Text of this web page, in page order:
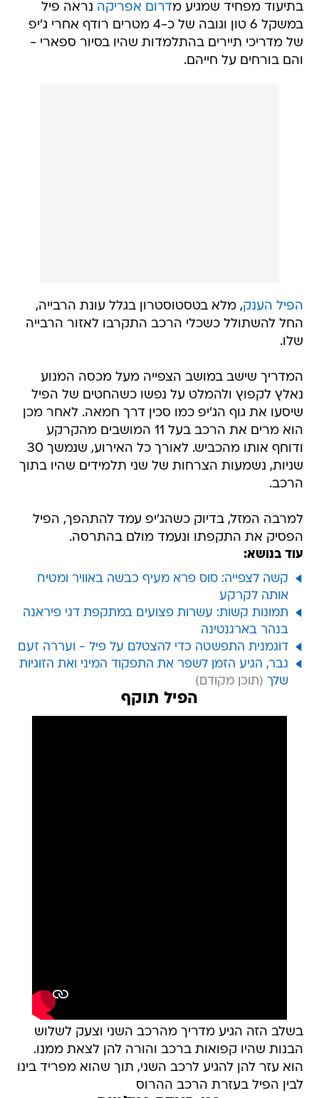
בתיעוד מפחיד שמגיע מדרום אפריקה נראה פיל
במשקל 6 טון וגובה של כ-4 מטרים רודף אחרי ג'יפ
של מדריכי תיירים בהתלמדות שהיו בסיור ספארי -
והם בורחים על חייהם.
הפיל הענק, מלא בטסטוסטרון בגלל עונת הרבייה,
החל להשתולל כשכלי הרכב התקרבו לאזור הרבייה
שלו.
המדריך שישב במושב הצפייה מעל מכסה המנוע
נאלץ לקפוץ ולהמלט על נפשו כשהחטים של הפיל
שיסעו את גוף הג'יפ כמו סכין דרך חמאה. לאחר מכן
הוא מרים את הרכב בעל 11 המושבים מהקרקע
ודוחף אותו מהכביש. לאורך כל האירוע, שנמשך 30
שניות, נשמעות הצרחות של שני תלמידים שהיו בתוך
הרכב.
למרבה המזל, בדיוק כשהג'יפ עמד להתהפך, הפיל
הפסיק את התקפתו ונעמד מולם בהתרסה.
עוד בנושא:
קשה לצפייה: סוס פרא מעיף כבשה באוויר ומטיח
אותה לקרקע
תמונות קשות: עשרות פצועים במתקפת דגי פיראנה
בנהר בארגנטינה
דוגמנית התפשטה כדי להצטלם על פיל - ועררה זעם
גבר, הגיע הזמן לשפר את התפקוד המיני ואת הזוגיות
שלך
הפיל תוקף
בשלב הזה הגיע מדריך מהרכב השני וצעק לשלוש
הבנות שהיו קפואות ברכב והורה להן לצאת ממנו.
הוא עזר להן להגיע לרכב השני, תוך שהוא מפריד בינו
לבין הפיל בעזרת הרכב ההרוס